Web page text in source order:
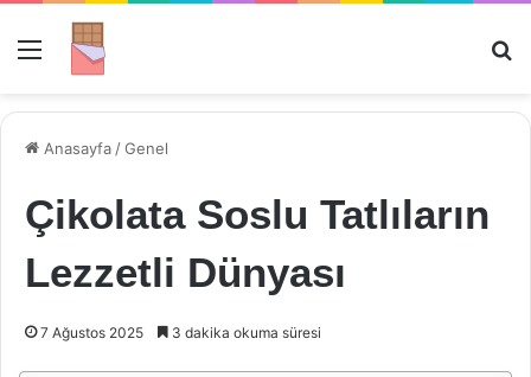
Menü
Anasayfa /Genel
Çikolata Soslu Tatlıların
Lezzetli Dünyası
7 Ağustos 2025 3 dakika okuma süresi